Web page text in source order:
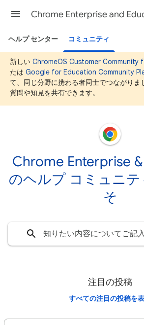
Chrome Enterprise and
ヘルプ センター コミュニティ
新しい ChromeOS Customer Community
たは Google for Education Community
て、同じ分野に携わる者同士でつながりま
質問や知見を共有できます。
Chrome Enterprise
のヘルプ コミュニテ
そ
注目の投稿
すべての注目の投稿を